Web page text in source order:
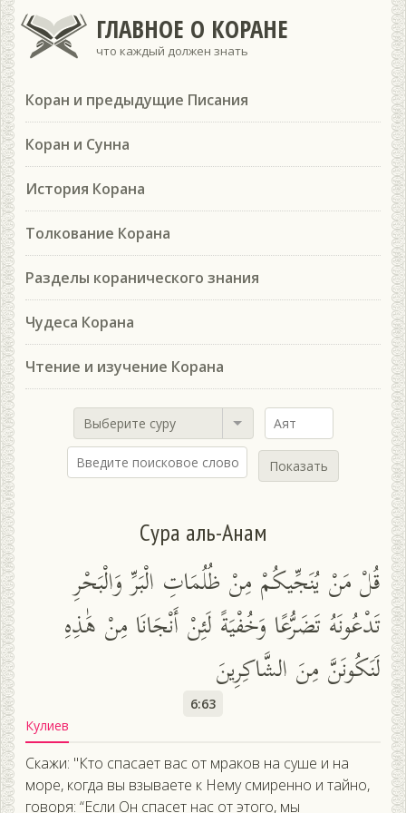
ГЛАВНОЕ О КОРАНЕ
что каждый должен знать
Коран и предыдущие Писания
Коран и Сунна
История Корана
Толкование Корана
Разделы коранического знания
Чудеса Корана
Чтение и изучение Корана
Выберите суру
Показать
Сура аль-Анам
قُلْ مَنْ يُنَجِّيكُمْ مِنْ ظُلُمَاتِ الْبَرِّ وَالْبَحْرِ
تَدْعُونَهُ تَضَرُّعًا وَخُفْيَةً لَئِنْ أَنْجَانَا مِنْ هَٰذِهِ
لَنَكُونَنَّ مِنَ الشَّاكِرِينَ
6:63
Кулиев
Скажи: "Кто спасает вас от мраков на суше и на
море, когда вы взываете к Нему смиренно и тайно,
говоря: “Если Он спасет нас от этого, мы